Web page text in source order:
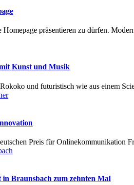
Homepage präsentieren zu dürfen.
Kunst und Musik
und futuristisch wie aus einem
Preis für
Braunsbach zum zehnten Mal